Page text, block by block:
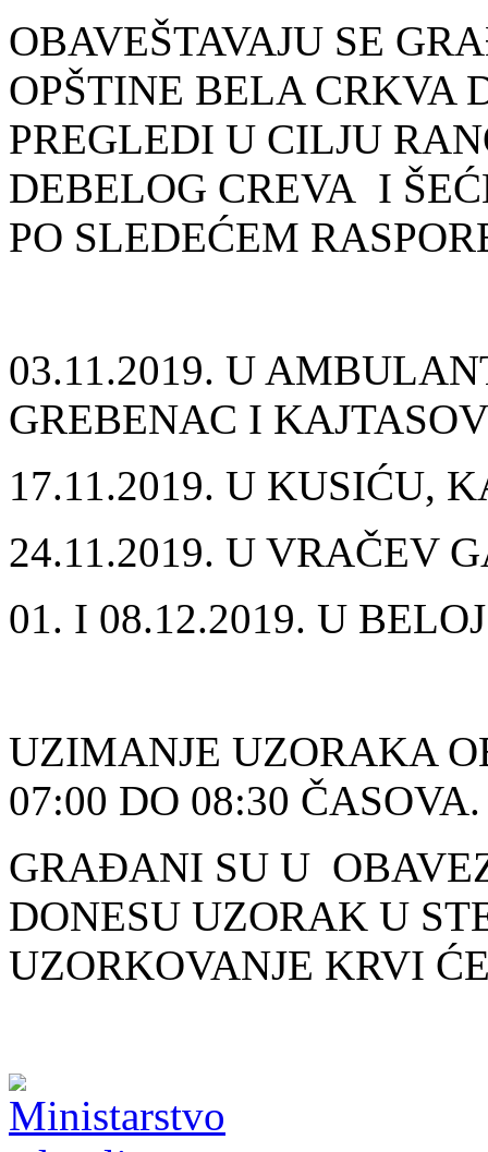
OBAVEŠTAVAJU SE
OPŠTINE BELA CRKVA
PREGLEDI U CILJU
DEBELOG CREVA I
PO SLEDEĆEM
03.11.2019. U
GREBENAC I
17.11.2019. U KUSIĆU,
24.11.2019. U VRAČEV
01. I 08.12.2019. U
UZIMANJE UZORAKA
07:00 DO 08:30 ČASOVA.
GRAĐANI SU U
DONESU UZORAK U
UZORKOVANJE KRVI